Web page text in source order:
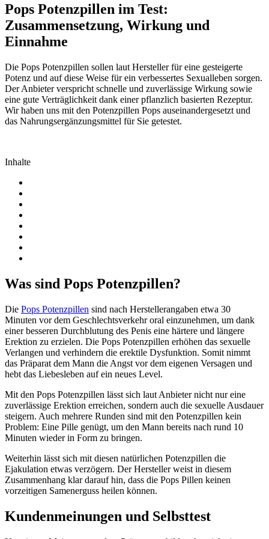
Pops Potenzpillen im Test:
Zusammensetzung, Wirkung und
Einnahme
Die Pops Potenzpillen sollen laut Hersteller für eine gesteigerte
Potenz und auf diese Weise für ein verbessertes Sexualleben sorgen.
Der Anbieter verspricht schnelle und zuverlässige Wirkung sowie
eine gute Verträglichkeit dank einer pflanzlich basierten Rezeptur.
Wir haben uns mit den Potenzpillen Pops auseinandergesetzt und
das Nahrungsergänzungsmittel für Sie getestet.
Inhalte
Was sind Pops Potenzpillen?
Die Pops Potenzpillen sind nach Herstellerangaben etwa 30
Minuten vor dem Geschlechtsverkehr oral einzunehmen, um dank
einer besseren Durchblutung des Penis eine härtere und längere
Erektion zu erzielen. Die Pops Potenzpillen erhöhen das sexuelle
Verlangen und verhindern die erektile Dysfunktion. Somit nimmt
das Präparat dem Mann die Angst vor dem eigenen Versagen und
hebt das Liebesleben auf ein neues Level.
Mit den Pops Potenzpillen lässt sich laut Anbieter nicht nur eine
zuverlässige Erektion erreichen, sondern auch die sexuelle Ausdauer
steigern. Auch mehrere Runden sind mit den Potenzpillen kein
Problem: Eine Pille genügt, um den Mann bereits nach rund 10
Minuten wieder in Form zu bringen.
Weiterhin lässt sich mit diesen natürlichen Potenzpillen die
Ejakulation etwas verzögern. Der Hersteller weist in diesem
Zusammenhang klar darauf hin, dass die Pops Pillen keinen
vorzeitigen Samenerguss heilen können.
Kundenmeinungen und Selbsttest